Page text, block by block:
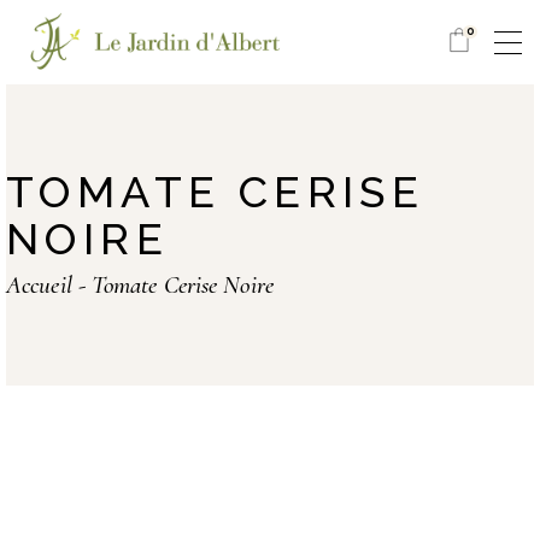
0
TOMATE CERISE
NOIRE
Accueil Tomate Cerise Noire